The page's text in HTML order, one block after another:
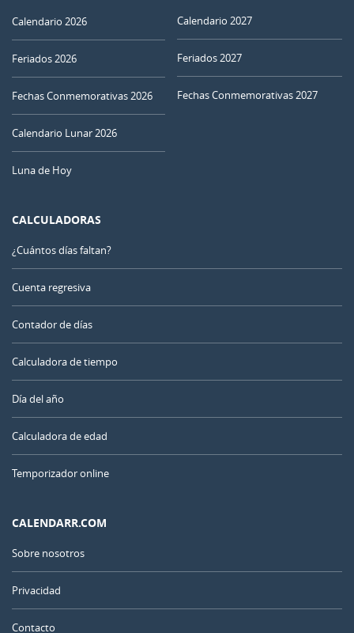
Calendario 2026
Feriados 2026
Fechas Conmemorativas 2026
Calendario Lunar 2026
Luna de Hoy
Calendario 2027
Feriados 2027
Fechas Conmemorativas 2027
CALCULADORAS
¿Cuántos días faltan?
Cuenta regresiva
Contador de días
Calculadora de tiempo
Día del año
Calculadora de edad
Temporizador online
CALENDARR.COM
Sobre nosotros
Privacidad
Contacto